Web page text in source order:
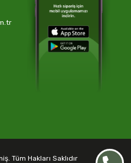
Tüm Hakları Saklıdır